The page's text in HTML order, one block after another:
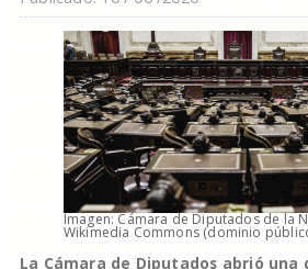
Imagen: Cámara de Diputados de la
Wikimedia Commons (dominio
La Cámara de Diputados abrió